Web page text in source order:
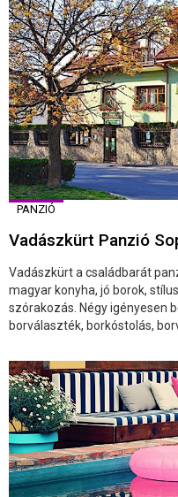
PANZIÓ
Vadászkürt Panzió
Vadászkürt a családbarát
magyar konyha, jó borok,
szórakozás. Négy igényesen
borválaszték, borkóstolás,